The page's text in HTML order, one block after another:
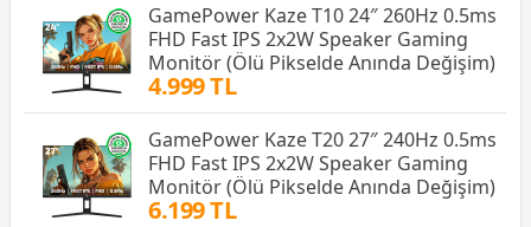
GamePower Kaze T10 24″ 260Hz 0.5ms
FHD Fast IPS 2x2W Speaker Gaming
Monitör (Ölü Pikselde Anında Değişim)
4.999 TL
GamePower Kaze T20 27″ 240Hz 0.5ms
FHD Fast IPS 2x2W Speaker Gaming
Monitör (Ölü Pikselde Anında Değişim)
6.199 TL